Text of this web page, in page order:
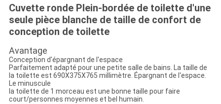
Cuvette ronde Plein-bordée de toilette d'une
seule pièce blanche de taille de confort de
conception de toilette
Avantage
Conception d'épargnant de l'espace
Parfaitement adapté pour une petite salle de bains. La taille de
la toilette est 690X375X765 millimètre. Épargnant de l'espace.
Le minuscule
la toilette de 1 morceau est une bonne taille pour faire
court/personnes moyennes et bel humain.